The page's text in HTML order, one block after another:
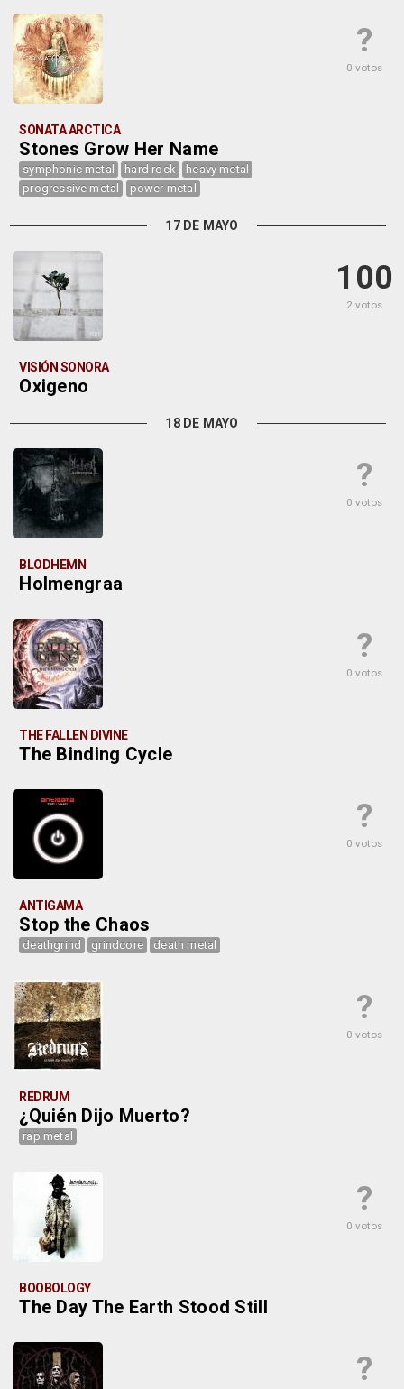
?
0 votos
SONATA ARCTICA
Stones Grow Her Name
symphonic metal hard rock
heavy metal
progressive metal
power metal
17 DE MAYO
100
2 votos
VISIÓN SONORA
Oxigeno
18 DE MAYO
?
0 votos
BLODHEMN
Holmengraa
?
0 votos
THE FALLEN DIVINE
The Binding Cycle
?
0 votos
ANTIGAMA
Stop the Chaos
deathgrind grindcore death metal
?
0 votos
REDRUM
¿Quién Dijo Muerto?
rap metal
?
0 votos
BOOBOLOGY
The Day The Earth Stood Still
?